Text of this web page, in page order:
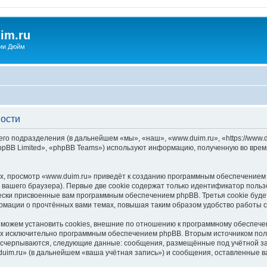
Дюйм
подразделения (в дальнейшем «мы», «наш», «www.duim.ru», «https://
Limited», «phpBB Teams») используют информацию, полученную во
«www.duim.ru» приведёт к созданию программным
браузера). Первые две cookie содержат только идентификатор
присвоенные вам программным обеспечением phpBB. Третья cookie
о прочтённых вами темах, повышая таким образом удобство работы
установить cookies, внешние по отношению к программному
исключительно программным обеспечением phpBB. Вторым источником
следующие данные: сообщения, размещённые под учётной
(в дальнейшем «ваша учётная запись») и сообщения, оставленные